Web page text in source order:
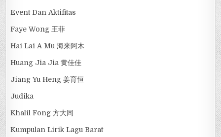
Event Dan Aktifitas
Faye Wong 王菲
Hai Lai A Mu 海来阿木
Huang Jia Jia 黄佳佳
Jiang Yu Heng 姜育恒
Judika
Khalil Fong 方大同
Kumpulan Lirik Lagu Barat